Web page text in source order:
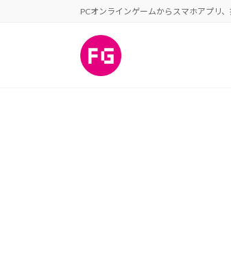
PCオンラインゲームからスマホアプリ